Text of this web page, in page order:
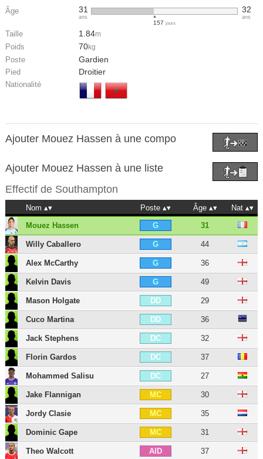
Âge 31
ans
157jours
32
ans
Taille 1.84m
Poids 70kg
Poste Gardien
Pied Droitier
Nationalité
Ajouter Mouez Hassen à une compo
Ajouter Mouez Hassen à une liste
Effectif de Southampton
Nom Poste Âge
Nat
Mouez Hassen
G 31
Willy Caballero G 44
Alex McCarthy G 36
Kelvin Davis G 49
Mason Holgate DD 29
Cuco Martina DD 36
Jack Stephens DC 32
Florin Gardos DC 37
Mohammed Salisu DC 27
Jake Flannigan MC 30
Jordy Clasie MC 35
Dominic Gape MC 31
Theo Walcott AID 37